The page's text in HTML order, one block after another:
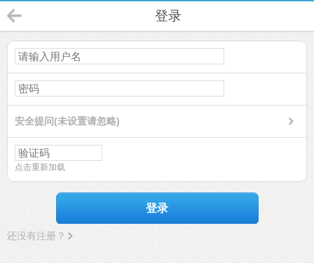
登录
安全提问(未设置请忽略)
点击重新加载
登录
还没有注册？